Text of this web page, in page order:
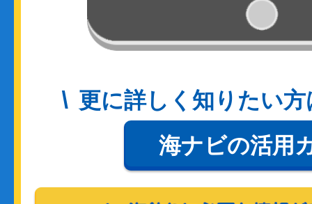
更に詳しく知りたい
海ナビの活用